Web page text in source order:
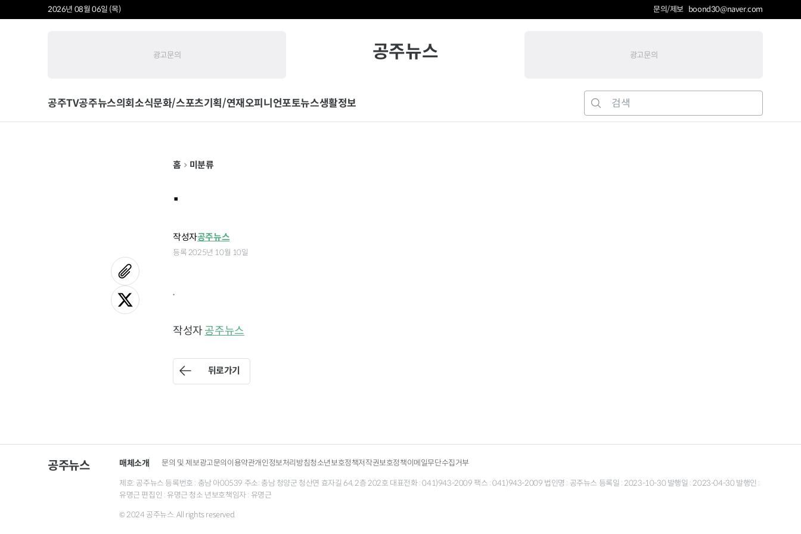
2026년 08월 06일 (목) 문의/제보 boond30@naver.com
광고문의 공주뉴스 광고문의
공주TV공주뉴스의회소식문화/스포츠기획/연재오피니언포토뉴스생활정보
홈 미분류
.
작성자공주뉴스
등록 2025년 10월 10일
.
작성자 공주뉴스
뒤로가기
공주뉴스 매체소개 문의 및 제보광고문의이용약관개인정보처리방침청소년보호정책저작권보호정책이메일무단수집거부
제호: 공주뉴스 등록번호 : 충남 아00539 주소: 충남 청양군 청산면 효자길 64, 2층 202호 대표전화 : 041)943-2009 팩스 : 041)943-2009 법인명 : 공주뉴스 등록일 : 2023-10-30 발행일 : 2023-04-30 발행인 :
유명근 편집인 : 유명근 청소 년보호책임자 : 유명근
© 2024 공주뉴스. All rights reserved.